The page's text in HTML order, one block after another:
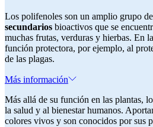
Los polifenoles son un amplio grupo de
secundarios bioactivos que se
muchas frutas, verduras y hierbas. En
función protectora, por ejemplo, al
de las plagas.
Más información
Más allá de su función en las plantas,
la salud y al bienestar humanos.
colores vivos y son conocidos por sus